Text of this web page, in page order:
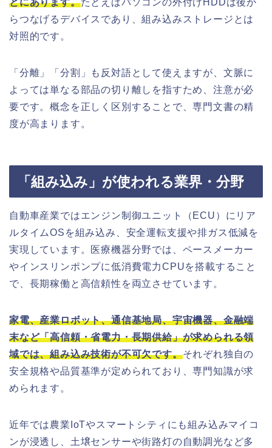
らつなげるデバイスであり、組み込みストレージとは
対照的です。
「分離」「分割」も反対語として使えますが、文脈に
よっては単なる部品の切り離しを指すため、注意が必
要です。概念を正しく区別することで、専門文書の精
度が高まります。
「組み込み」が使われる業界・分野
自動車産業ではエンジン制御ユニット（ECU）にリア
ルタイムOSを組み込み、安全運転支援や排ガス低減を
実現しています。医療機器分野では、ペースメーカー
やインスリンポンプに低消費電力CPUを搭載すること
で、長期稼働と高信頼性を両立させています。
家電、産業ロボット、通信基地局、宇宙機器、金融端
末など「高信頼・省電力・長期供給」が求められる領
域では、組み込み技術が不可欠です。それぞれ独自の
安全規格や品質基準が定められており、専門知識が求
められます。
近年では農業IoTやスマートシティにも組み込みマイコ
ンが浸透し、土壌センサーや街路灯の自動調光など多